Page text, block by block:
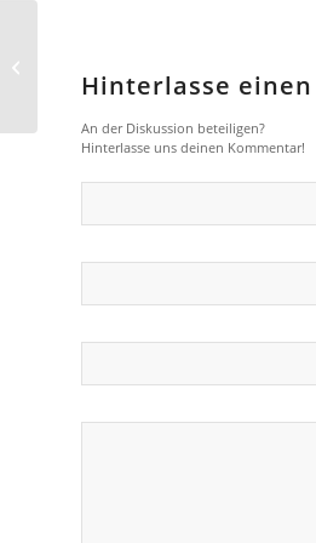
Hinterlasse
An der Diskussion beteiligen?
Hinterlasse uns deinen Kommentar!
‚Generation Z‘ ist ganz...